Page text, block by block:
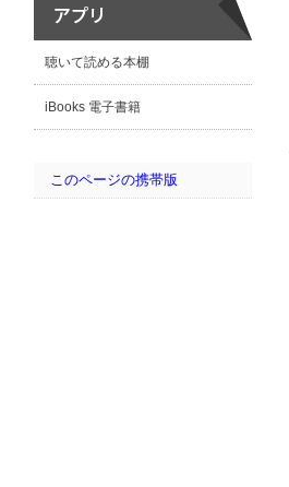
聴いて読める本棚
iBooks 電子書籍
このページの携帯版